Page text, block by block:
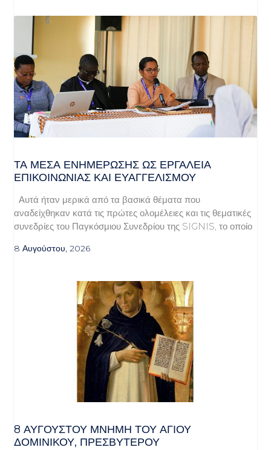
ΤΑ ΜΈΣΑ ΕΝΗΜΈΡΩΣΗΣ ΩΣ ΕΡΓΑΛΕΊΑ
ΕΠΙΚΟΙΝΩΝΊΑΣ ΚΑΙ ΕΥΑΓΓΕΛΙΣΜΟΎ
Αυτά ήταν μερικά από τα βασικά θέματα που
αναδείχθηκαν κατά τις πρώτες ολομέλειες και τις θεματικές
συνεδρίες του Παγκόσμιου Συνεδρίου της SIGNIS, το οποίο
8 Αυγούστου, 2026
8 ΑΥΓΟΥΣΤΟΥ ΜΝΗΜΗ ΤΟΥ ΑΓΙΟΥ
ΔΟΜΙΝΙΚΟΥ, ΠΡΕΣΒΥΤΕΡΟΥ